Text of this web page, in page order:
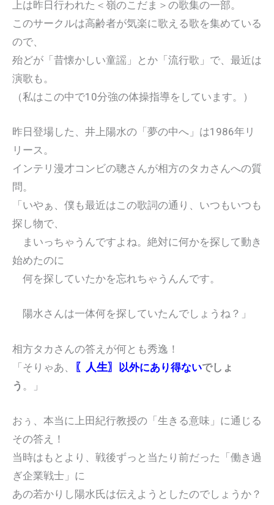
上は昨日行われた＜嶺のこだま＞の歌集の一部。
このサークルは高齢者が気楽に歌える歌を集めている
ので、
殆どが「昔懐かしい童謡」とか「流行歌」で、最近は
演歌も。
（私はこの中で10分強の体操指導をしています。）
昨日登場した、井上陽水の「夢の中へ」は1986年リ
リース。
インテリ漫才コンビの聰さんが相方のタカさんへの質
問。
「いやぁ、僕も最近はこの歌詞の通り、いつもいつも
探し物で、
まいっちゃうんですよね。絶対に何かを探して動き
始めたのに
何を探していたかを忘れちゃうんんです。
陽水さんは一体何を探していたんでしょうね？」
相方タカさんの答えが何とも秀逸！
「そりゃあ、
〖人生〗 以外にあり得ないでしょ
う 。」
おぅ、本当に上田紀行教授の「生きる意味」に通じる
その答え！
当時はもとより、戦後ずっと当たり前だった「働き過
ぎ企業戦士」に
あの若かりし陽水氏は伝えようとしたのでしょうか？